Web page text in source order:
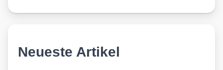
Neueste Artikel